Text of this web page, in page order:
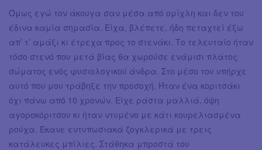
Όμως εγώ τον άκουγα σαν μέσα από ομίχλη και δεν του
έδινα καμία σημασία. Είχα, βλέπετε, ήδη πεταχτεί έξω
απ’ τ’ αμάξι κι έτρεχα προς το στενάκι. Το τελευταίο ήταν
τόσο στενό που μετά βίας θα χωρούσε ενάμισι πλάτος
σώματος ενός φυσιολογικού άνδρα. Στο μέσο του υπήρχε
αυτό που μου τράβηξε την προσοχή. Ήταν ένα κοριτσάκι
όχι πάνω από 10 χρονών. Είχε ράστα μαλλιά, όψη
αγοροκόριτσου κι ήταν ντυμένο με κάτι κουρελιασμένα
ρούχα. Έκανε εντυπωσιακά ζογκλερικά με τρεις
κατάλευκες μπίλιες. Στάθηκα μπροστά του